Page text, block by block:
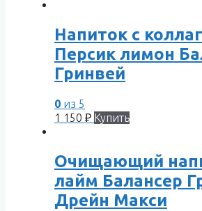
Напиток с
Персик лимон
Гринвей
0 из 5
1 150 ₽ Купить
Очищающий
лайм Балансер
Дрейн Макси